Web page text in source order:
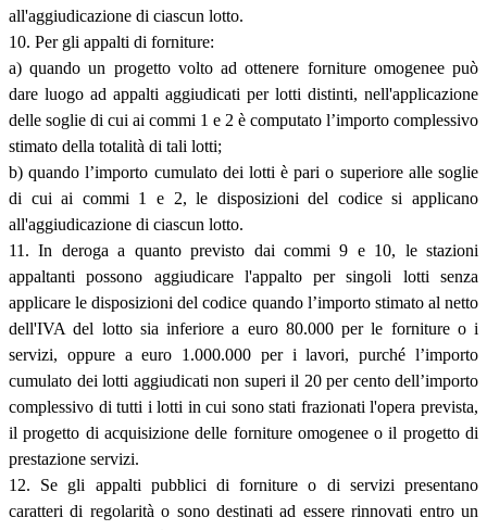
all'aggiudicazione di ciascun lotto.
10. Per gli appalti di forniture:
a) quando un progetto volto ad ottenere forniture omogenee può
dare luogo ad appalti aggiudicati per lotti distinti, nell'applicazione
delle soglie di cui ai commi 1 e 2 è computato l’importo complessivo
stimato della totalità di tali lotti;
b) quando l’importo cumulato dei lotti è pari o superiore alle soglie
di cui ai commi 1 e 2, le disposizioni del codice si applicano
all'aggiudicazione di ciascun lotto.
11. In deroga a quanto previsto dai commi 9 e 10, le stazioni
appaltanti possono aggiudicare l'appalto per singoli lotti senza
applicare le disposizioni del codice quando l’importo stimato al netto
dell'IVA del lotto sia inferiore a euro 80.000 per le forniture o i
servizi, oppure a euro 1.000.000 per i lavori, purché l’importo
cumulato dei lotti aggiudicati non superi il 20 per cento dell’importo
complessivo di tutti i lotti in cui sono stati frazionati l'opera prevista,
il progetto di acquisizione delle forniture omogenee o il progetto di
prestazione servizi.
12. Se gli appalti pubblici di forniture o di servizi presentano
caratteri di regolarità o sono destinati ad essere rinnovati entro un